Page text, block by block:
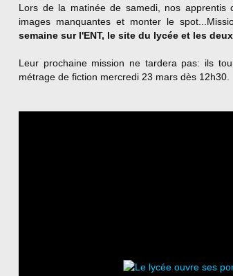
Lors de la matinée de samedi, nos apprentis
images manquantes et monter le
semaine sur l'ENT, le site du lycée et les
Leur prochaine mission ne tardera pas: ils
métrage de fiction mercredi 23 mars dès 12h30.